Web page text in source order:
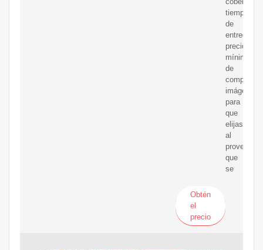
tiempo
de
entrega,
precio,
mínimo
de
compra,
imágenes,
para
que
elijas
al
proveedor
que
se
Obtén
el
precio